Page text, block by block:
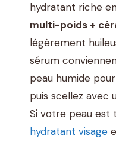
hydratant riche
multi-poids +
légèrement
sérum
peau humide
puis scellez avec
Si votre peau est
hydratant visage